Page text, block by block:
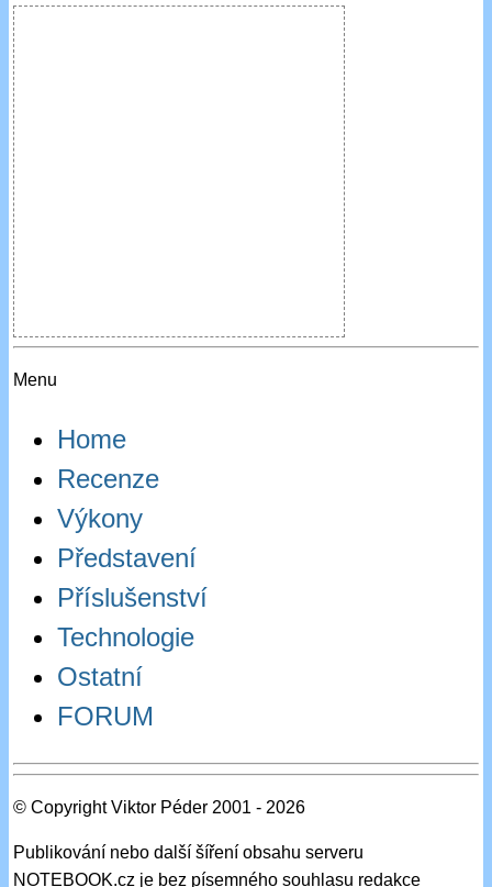
Menu
Home
Recenze
Výkony
Představení
Příslušenství
Technologie
Ostatní
FORUM
© Copyright Viktor Péder 2001 - 2026
Publikování nebo další šíření obsahu serveru
NOTEBOOK.cz je bez písemného souhlasu redakce